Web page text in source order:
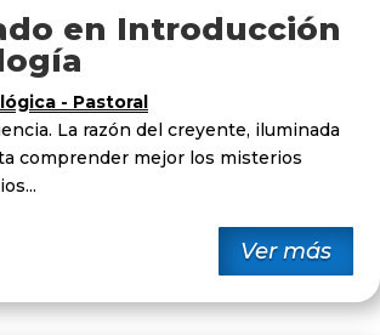
en Introducción
- Pastoral
La razón del creyente, iluminada
comprender mejor los misterios
Ver más